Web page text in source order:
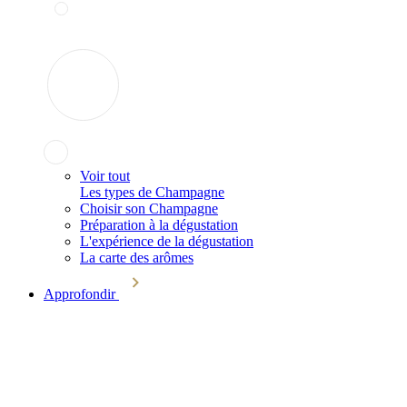
Voir tout
Les types de Champagne
Choisir son Champagne
Préparation à la dégustation
L'expérience de la dégustation
La carte des arômes
Approfondir